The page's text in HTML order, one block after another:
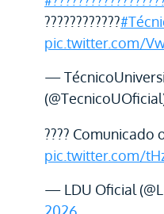
????????????
pic.twitter.com/
—
???? Comunicado
pic.twitter.com/
— LDU Oficial